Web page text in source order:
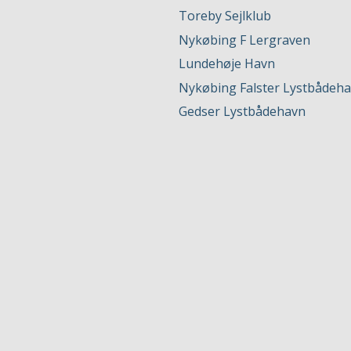
Toreby Sejlklub
Nykøbing F Lergraven
Lundehøje Havn
Nykøbing Falster
Gedser Lystbådehavn